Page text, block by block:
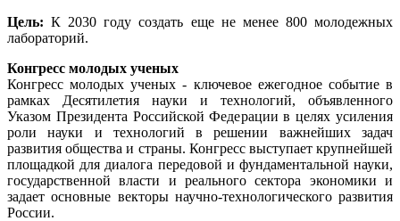
Цель:К 2030 году создать еще не менее 800 молодежных
лабораторий.
Конгресс молодых ученых
Конгресс молодых ученых - ключевое ежегодное событие в
рамках Десятилетия науки и технологий, объявленного
Указом Президента Российской Федерации в целях усиления
роли науки и технологий в решении важнейших задач
развития общества и страны. Конгресс выступает крупнейшей
площадкой для диалога передовой и фундаментальной науки,
государственной власти и реального сектора экономики и
задает основные векторы научно-технологического развития
России.